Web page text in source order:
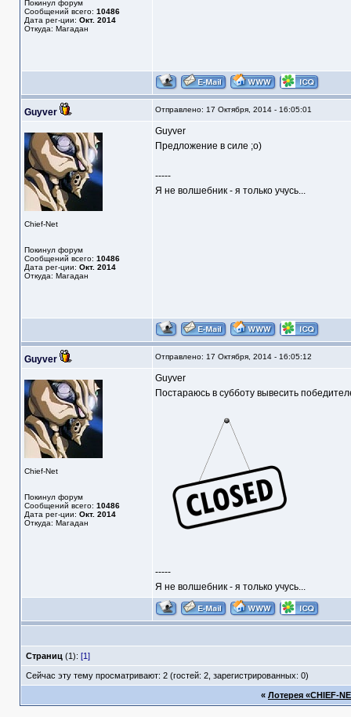
Покинул форум
Сообщений всего: 10486
Дата рег-ции: Окт. 2014
Откуда: Магадан
Guyver Отправлено: 17 Октября, 2014 - 16:05:01
Chief-Net
Покинул форум
Сообщений всего: 10486
Дата рег-ции: Окт. 2014
Откуда: Магадан
Guyver
Предложение в силе ;о)
-----
Я не волшебник - я только учусь...
Guyver Отправлено: 17 Октября, 2014 - 16:05:12
Chief-Net
Покинул форум
Сообщений всего: 10486
Дата рег-ции: Окт. 2014
Откуда: Магадан
Guyver
Постараюсь в субботу вывесить
-----
Я не волшебник - я только учусь...
Страниц (1): [1]
Сейчас эту тему просматривают: 2 (гостей: 2, зарегистрированных: 0)
« Лотерея «CHIEF-